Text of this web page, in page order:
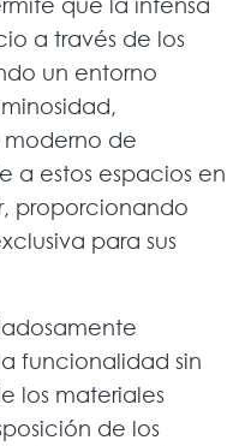
a través de los
un entorno
de
a estos espacios en
proporcionando
para sus
funcionalidad sin
los materiales
de los